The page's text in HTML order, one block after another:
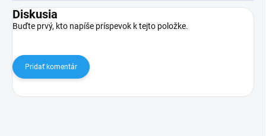
Diskusia
Buďte prvý, kto napíše príspevok k tejto položke.
Pridať komentár